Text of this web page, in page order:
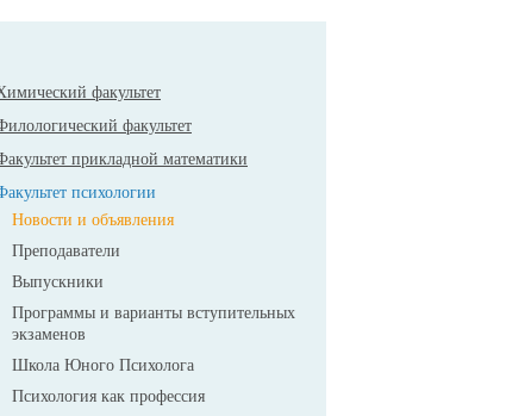
факультет
факультет
прикладной математики
психологии
Новости и объявления
Преподаватели
Выпускники
Программы и варианты вступительных
экзаменов
Школа Юного Психолога
Психология как профессия